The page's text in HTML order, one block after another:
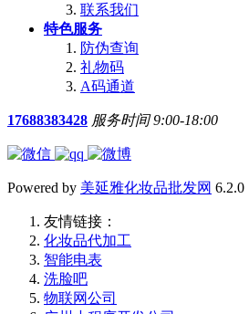
联系我们
特色服务
防伪查询
礼物码
A码通道
17688383428 服务时间 9:00-18:00
Powered by 美延雅化妆品批发网 6.2.0
友情链接：
化妆品代加工
智能电表
洗脸吧
物联网公司